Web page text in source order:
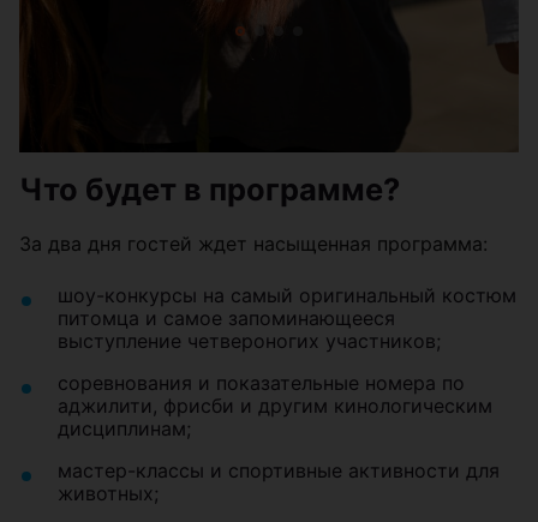
Что будет в программе?
За два дня гостей ждет насыщенная программа:
шоу-конкурсы на самый оригинальный костюм
питомца и самое запоминающееся
выступление четвероногих участников;
соревнования и показательные номера по
аджилити, фрисби и другим кинологическим
дисциплинам;
мастер-классы и спортивные активности для
животных;